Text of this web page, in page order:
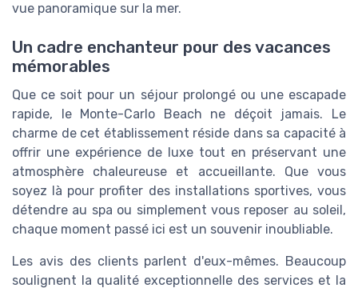
vue panoramique sur la mer.
Un cadre enchanteur pour des vacances
mémorables
Que ce soit pour un séjour prolongé ou une escapade
rapide, le Monte-Carlo Beach ne déçoit jamais. Le
charme de cet établissement réside dans sa capacité à
offrir une expérience de luxe tout en préservant une
atmosphère chaleureuse et accueillante. Que vous
soyez là pour profiter des installations sportives, vous
détendre au spa ou simplement vous reposer au soleil,
chaque moment passé ici est un souvenir inoubliable.
Les avis des clients parlent d'eux-mêmes. Beaucoup
soulignent la qualité exceptionnelle des services et la